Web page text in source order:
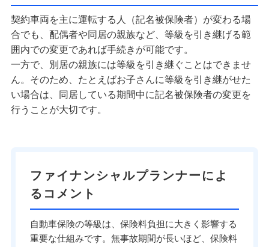
契約車両を主に運転する人（記名被保険者）が変わる場
合でも、配偶者や同居の親族など、等級を引き継げる範
囲内での変更であれば手続きが可能です。
一方で、別居の親族には等級を引き継ぐことはできませ
ん。そのため、たとえばお子さんに等級を引き継がせた
い場合は、同居している期間中に記名被保険者の変更を
行うことが大切です。
ファイナンシャルプランナーによ
るコメント
自動車保険の等級は、保険料負担に大きく影響する
重要な仕組みです。無事故期間が長いほど、保険料